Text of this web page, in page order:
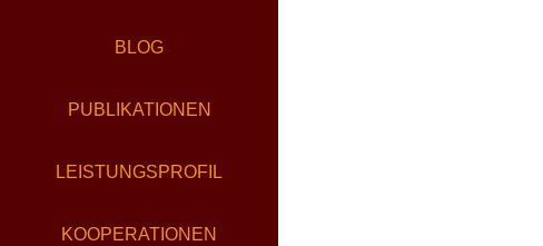
BLOG
PUBLIKATIONEN
LEISTUNGSPROFIL
KOOPERATIONEN